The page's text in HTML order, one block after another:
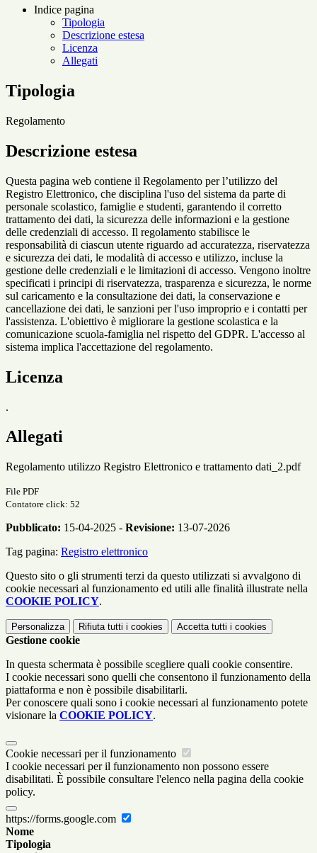
Indice pagina
Tipologia
Descrizione estesa
Licenza
Allegati
Tipologia
Regolamento
Descrizione estesa
Questa pagina web contiene il Regolamento per l’utilizzo del
Registro Elettronico, che disciplina l'uso del sistema da parte di
personale scolastico, famiglie e studenti, garantendo il corretto
trattamento dei dati, la sicurezza delle informazioni e la gestione
delle credenziali di accesso. Il regolamento stabilisce le
responsabilità di ciascun utente riguardo ad accuratezza, riservatezza
e sicurezza dei dati, le modalità di accesso e utilizzo, incluse la
gestione delle credenziali e le limitazioni di accesso. Vengono inoltre
specificati i principi di riservatezza, trasparenza e sicurezza, le norme
sul caricamento e la consultazione dei dati, la conservazione e
cancellazione dei dati, le sanzioni per l'uso improprio e i contatti per
l'assistenza. L'obiettivo è migliorare la gestione scolastica e la
comunicazione scuola-famiglia nel rispetto del GDPR. L'accesso al
sistema implica l'accettazione del regolamento.
Licenza
.
Allegati
Regolamento utilizzo Registro Elettronico e trattamento dati_2.pdf
File PDF
Contatore click: 52
Pubblicato: 15-04-2025 - Revisione: 13-07-2026
Tag pagina: Registro elettronico
Questo sito o gli strumenti terzi da questo utilizzati si avvalgono di
cookie necessari al funzionamento ed utili alle finalità illustrate nella
COOKIE POLICY.
Personalizza Rifiuta tutti i cookies Accetta tutti i cookies
Gestione cookie
In questa schermata è possibile scegliere quali cookie consentire.
I cookie necessari sono quelli che consentono il funzionamento della
piattaforma e non è possibile disabilitarli.
Per conoscere quali sono i cookie necessari al funzionamento potete
visionare la COOKIE POLICY.
Cookie necessari per il funzionamento
I cookie necessari per il funzionamento non possono essere
disabilitati. È possibile consultare l'elenco nella pagina della cookie
policy.
https://forms.google.com
Nome
Tipologia